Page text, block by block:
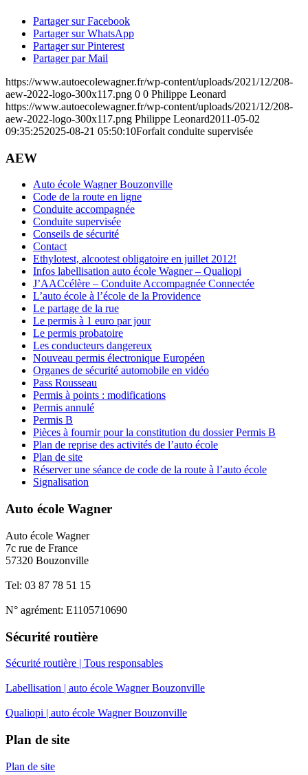
Partager sur Facebook
Partager sur WhatsApp
Partager sur Pinterest
Partager par Mail
https://www.autoecolewagner.fr/wp-content/uploads/2021/12/208-
aew-2022-logo-300x117.png 0 0 Philippe Leonard
https://www.autoecolewagner.fr/wp-content/uploads/2021/12/208-
aew-2022-logo-300x117.png Philippe Leonard2011-05-02
09:35:252025-08-21 05:50:10Forfait conduite supervisée
AEW
Auto école Wagner Bouzonville
Code de la route en ligne
Conduite accompagnée
Conduite supervisée
Conseils de sécurité
Contact
Ethylotest, alcootest obligatoire en juillet 2012!
Infos labellisation auto école Wagner – Qualiopi
J’AACcélère – Conduite Accompagnée Connectée
L’auto école à l’école de la Providence
Le partage de la rue
Le permis à 1 euro par jour
Le permis probatoire
Les conducteurs dangereux
Nouveau permis électronique Européen
Organes de sécurité automobile en vidéo
Pass Rousseau
Permis à points : modifications
Permis annulé
Permis B
Pièces à fournir pour la constitution du dossier Permis B
Plan de reprise des activités de l’auto école
Plan de site
Réserver une séance de code de la route à l’auto école
Signalisation
Auto école Wagner
Auto école Wagner
7c rue de France
57320 Bouzonville
Tel: 03 87 78 51 15
N° agrément: E1105710690
Sécurité routière
Sécurité routière | Tous responsables
Labellisation | auto école Wagner Bouzonville
Qualiopi | auto école Wagner Bouzonville
Plan de site
Plan de site